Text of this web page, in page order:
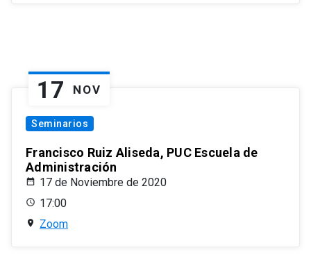
17 NOV
Seminarios
Francisco Ruiz Aliseda, PUC Escuela de
Administración
17 de Noviembre de 2020
17:00
Zoom